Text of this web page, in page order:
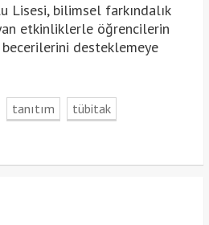
Lisesi, bilimsel farkındalık
etkinliklerle öğrencilerin
desteklemeye
tanıtım
tübitak